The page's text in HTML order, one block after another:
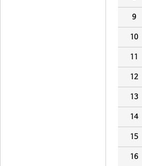
9
10
11
12
13
14
15
16